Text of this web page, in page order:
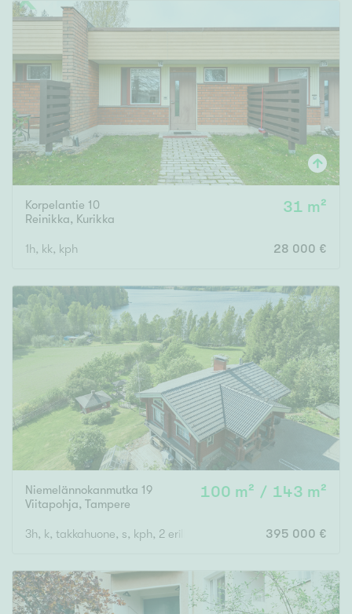
Korpelantie 10
Reinikka, Kurikka
31 m²
1h, kk, kph 28 000 €
Niemelännokanmutka 19
Viitapohja, Tampere
100 m² / 143 m²
3h, k, takkahuone, s, kph, 2 erillis wc, khh, varastohuone,
395 000 €